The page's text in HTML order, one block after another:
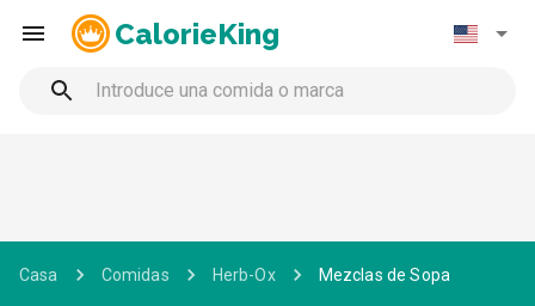
CalorieKing
Casa Comidas Herb-Ox Mezclas de Sopa